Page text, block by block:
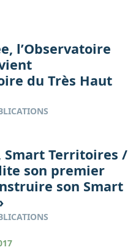
l’Observatoire
du Très Haut
Smart Territoires /
son premier
son Smart